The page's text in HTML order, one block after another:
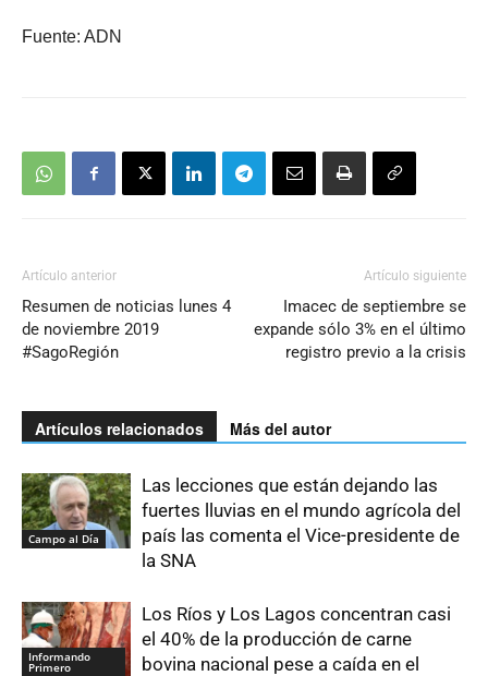
Fuente: ADN
Artículo anterior
Resumen de noticias lunes 4
de noviembre 2019
#SagoRegión
Artículo siguiente
Imacec de septiembre se
expande sólo 3% en el último
registro previo a la crisis
Artículos relacionados Más del autor
Campo al Día
Las lecciones que están dejando las
fuertes lluvias en el mundo agrícola del
país las comenta el Vice-presidente de
la SNA
Informando
Primero
Los Ríos y Los Lagos concentran casi
el 40% de la producción de carne
bovina nacional pese a caída en el